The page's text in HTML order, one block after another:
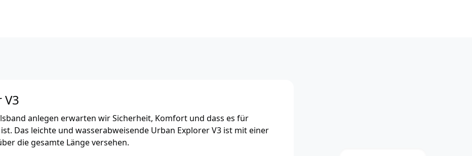
anlegen erwarten wir Sicherheit, Komfort und dass es für
Das leichte und wasserabweisende Urban Explorer V3 ist mit einer
die gesamte Länge versehen.